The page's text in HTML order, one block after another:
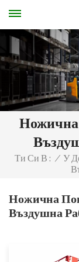
Ножична
Ти Си В : / У
Ножична
Въздушна